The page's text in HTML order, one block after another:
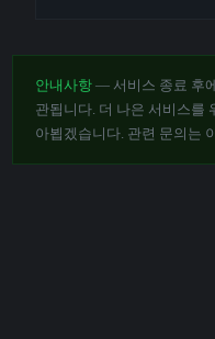
안내사항 — 서비스 종료 후
관됩니다. 더 나은 서비스를
아뵙겠습니다. 관련 문의는